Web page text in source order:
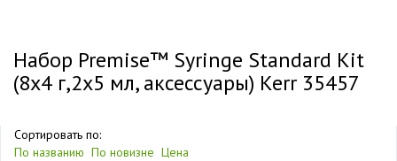
Набор Premise™ Syringe Standard Kit
(8х4 г,2х5 мл, аксессуары) Kerr 35457
Сортировать по:
По названию По новизне Цена